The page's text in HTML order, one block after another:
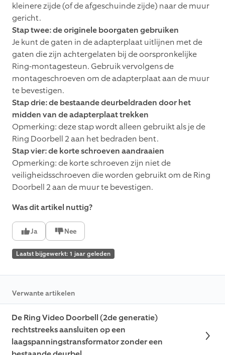
kleinere zijde (of de afgeschuinde zijde) naar de muur
gericht.
Stap twee: de originele boorgaten gebruiken
Je kunt de gaten in de adapterplaat uitlijnen met de
gaten die zijn achtergelaten bij de oorspronkelijke
Ring-montagesteun. Gebruik vervolgens de
montageschroeven om de adapterplaat aan de muur
te bevestigen.
Stap drie: de bestaande deurbeldraden door het
midden van de adapterplaat trekken
Opmerking: deze stap wordt alleen gebruikt als je de
Ring Doorbell 2 aan het bedraden bent.
Stap vier: de korte schroeven aandraaien
Opmerking: de korte schroeven zijn niet de
veiligheidsschroeven die worden gebruikt om de Ring
Doorbell 2 aan de muur te bevestigen.
Was dit artikel nuttig?
Ja Nee
Laatst bijgewerkt: 1 jaar geleden
Verwante artikelen
De Ring Video Doorbell (2de generatie)
rechtstreeks aansluiten op een
laagspanningstransformator zonder een